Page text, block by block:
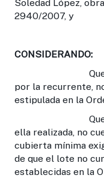
Soledad López,
2940/2007, y
CONSIDERANDO:
Que la
por la recurrente,
estipulada en la
Que
ella realizada, no
cubierta mínima
de que el lote no
establecidas en la